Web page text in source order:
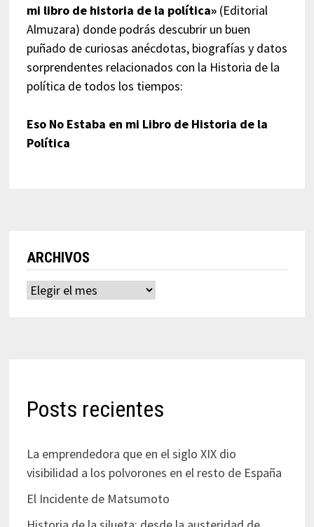
mi libro de historia de la política»(Editorial
Almuzara) donde podrás descubrir un buen
puñado de curiosas anécdotas, biografías y datos
sorprendentes relacionados con la Historia de la
política de todos los tiempos:
Eso No Estaba en mi Libro de Historia de la
Política
ARCHIVOS
Archivos
Posts recientes
La emprendedora que en el siglo XIX dio
visibilidad a los polvorones en el resto de España
El Incidente de Matsumoto